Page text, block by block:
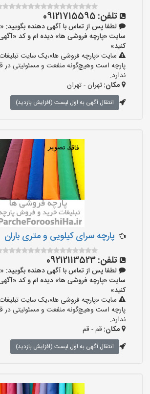
تلفن: 09121715595
لطفا پس از تماس با آگهی دهنده بگویید:
کنید»
سایت «پارچه فروشی ها»،یک سایت
پارچه است وهیچ‌گونه منفعت و مسئولیتی در
ندارد.
مکان:تهران - تهران
انتقال آگهی به اول لیست (افزایش بازدید)
پارچه سرای کیلویی و متری باران
تلفن:09212113523
لطفا پس از تماس با آگهی دهنده بگویید:
کنید»
سایت «پارچه فروشی ها»،یک سایت
پارچه است وهیچ‌گونه منفعت و مسئولیتی در
ندارد.
مکان: قم - قم
انتقال آگهی به اول لیست (افزایش بازدید)